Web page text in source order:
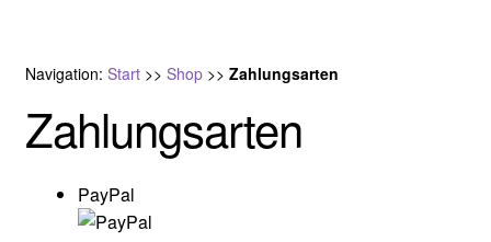
Navigation: Start>> Shop>> Zahlungsarten
Zahlungsarten
PayPal